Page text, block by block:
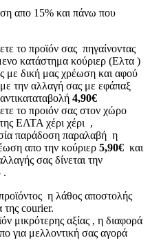
απο 15% και πάνω που
το προϊόν σας πηγαίνοντας
κατάστημα κούριερ (Ελτα )
με δική μας χρέωση και αφού
την αλλαγή σας με εφάπαξ
4,90€
το προιόν σας στον χώρο
ΕΛΤΑ χέρι χέρι ,
παράδοση παραλαβή η
απο την κούριερ 5,90€ και
σας δίνεται την
.
η λάθος αποστολής
της courier.
μικρότερης αξίας , η διαφορά
για μελλοντική σας αγορά